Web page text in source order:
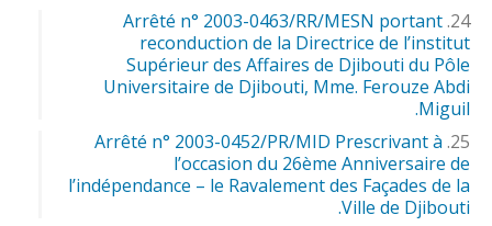
Arrêté n° 2003-0463/RR/MESN portant
reconduction de la Directrice de l’institut
Supérieur des Affaires de Djibouti du Pôle
Universitaire de Djibouti, Mme. Ferouze Abdi
Miguil.
Arrêté n° 2003-0452/PR/MID Prescrivant à
l’occasion du 26ème Anniversaire de
l’indépendance – le Ravalement des Façades de la
Ville de Djibouti.